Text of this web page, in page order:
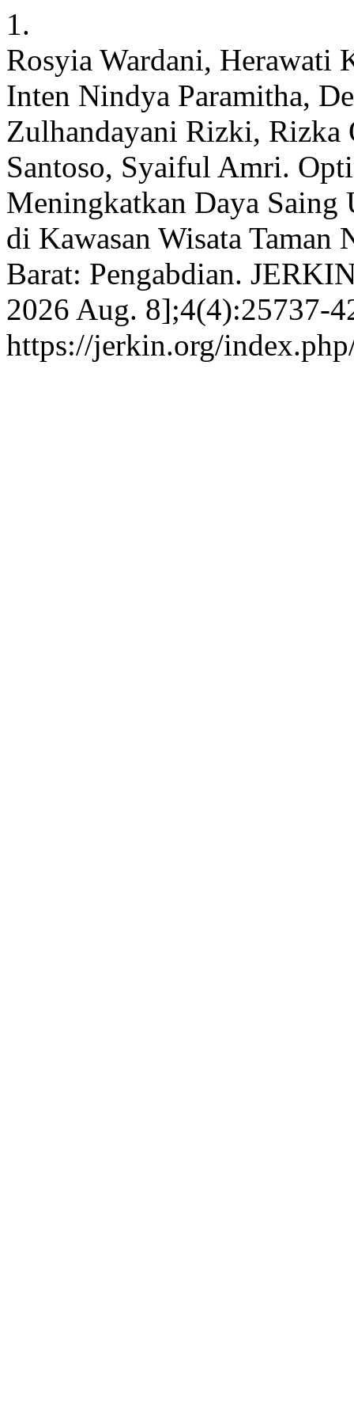
1.
Rosyia Wardani, Herawati
Inten Nindya Paramitha,
Zulhandayani Rizki, Rizka
Santoso, Syaiful Amri.
Meningkatkan Daya
di Kawasan Wisata Taman
Barat: Pengabdian.
2026 Aug. 8];4(4):25737-
https://jerkin.org/